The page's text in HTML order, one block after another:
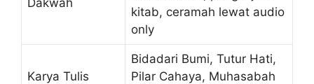
kitab, ceramah lewat audio
only
Karya Tulis
Bidadari Bumi, Tutur Hati,
Pilar Cahaya, Muhasabah